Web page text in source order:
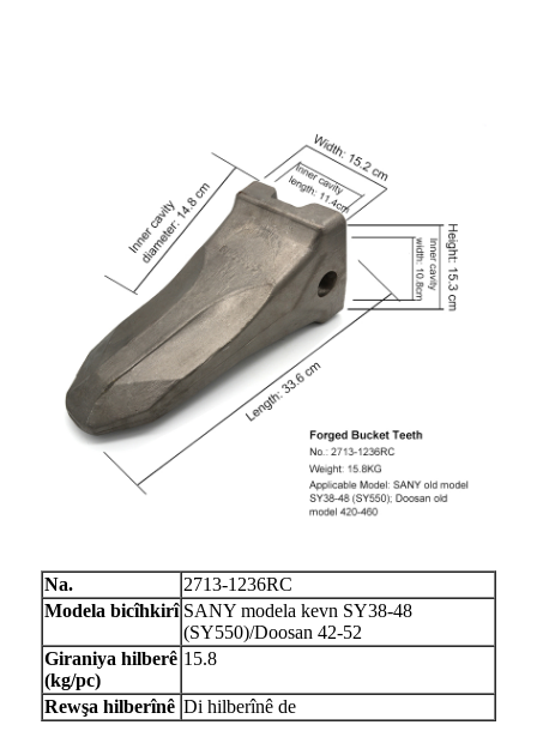
Na.
2713-1236RC
Modela bicîhkirî SANY modela kevn SY38-48
(SY550)/Doosan 42-52
Giraniya hilberê
(kg/pc)
15.8
Rewşa hilberînê Di hilberînê de